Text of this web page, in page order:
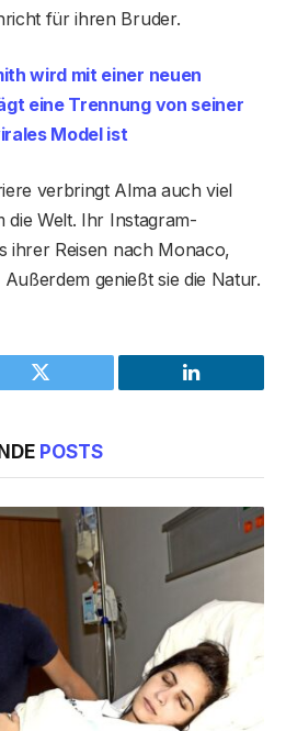
für ihren Bruder.
wird mit einer neuen
eine Trennung von seiner
Model ist
verbringt Alma auch viel
die Welt. Ihr Instagram-
ihrer Reisen nach Monaco,
genießt sie die Natur.
Twitter LinkedIn
POSTS